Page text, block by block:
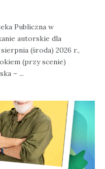
Publiczna w
autorskie dla
– ...